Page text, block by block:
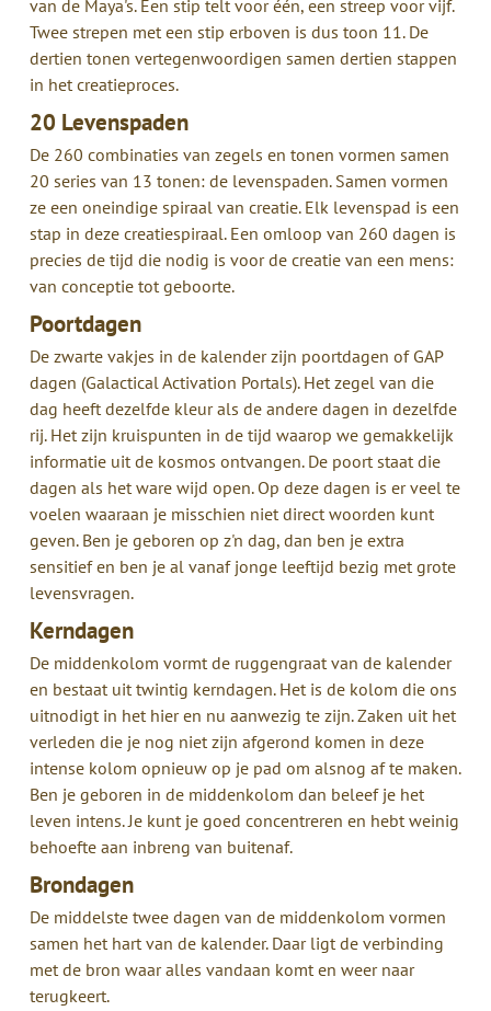
van de Maya's. Een stip telt voor één, een streep voor vijf.
Twee strepen met een stip erboven is dus toon 11. De
dertien tonen vertegenwoordigen samen dertien stappen
in het creatieproces.
20 Levenspaden
De 260 combinaties van zegels en tonen vormen samen
20 series van 13 tonen: de levenspaden. Samen vormen
ze een oneindige spiraal van creatie. Elk levenspad is een
stap in deze creatiespiraal. Een omloop van 260 dagen is
precies de tijd die nodig is voor de creatie van een mens:
van conceptie tot geboorte.
Poortdagen
De zwarte vakjes in de kalender zijn poortdagen of GAP
dagen (Galactical Activation Portals). Het zegel van die
dag heeft dezelfde kleur als de andere dagen in dezelfde
rij. Het zijn kruispunten in de tijd waarop we gemakkelijk
informatie uit de kosmos ontvangen. De poort staat die
dagen als het ware wijd open. Op deze dagen is er veel te
voelen waaraan je misschien niet direct woorden kunt
geven. Ben je geboren op z'n dag, dan ben je extra
sensitief en ben je al vanaf jonge leeftijd bezig met grote
levensvragen.
Kerndagen
De middenkolom vormt de ruggengraat van de kalender
en bestaat uit twintig kerndagen. Het is de kolom die ons
uitnodigt in het hier en nu aanwezig te zijn. Zaken uit het
verleden die je nog niet zijn afgerond komen in deze
intense kolom opnieuw op je pad om alsnog af te maken.
Ben je geboren in de middenkolom dan beleef je het
leven intens. Je kunt je goed concentreren en hebt weinig
behoefte aan inbreng van buitenaf.
Brondagen
De middelste twee dagen van de middenkolom vormen
samen het hart van de kalender. Daar ligt de verbinding
met de bron waar alles vandaan komt en weer naar
terugkeert.